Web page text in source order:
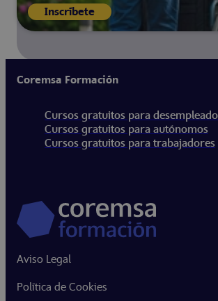
Inscríbete
Coremsa Formación
Cursos gratuitos para
Cursos gratuitos para autónomos
Cursos gratuitos para trabajadores
Aviso Legal
Política de Cookies